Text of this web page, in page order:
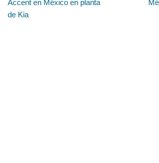
Accent en México en planta
de Kia